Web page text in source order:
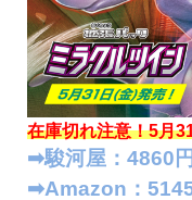
在庫切れ注意！5月
➡︎駿河屋：4860円
➡︎Amazon：